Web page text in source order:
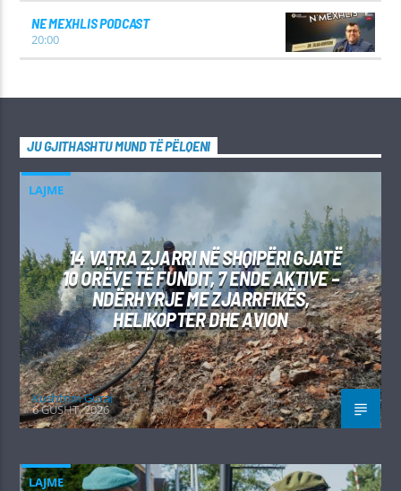
NE MEXHLIS PODCAST
20:00
JU GJITHASHTU MUND TË PËLQENI
LAJME
14 VATRA ZJARRI NË SHQIPËRI GJATË
10 ORËVE TË FUNDIT, 7 ENDE AKTIVE –
NDËRHYRJE ME ZJARRFIKËS,
HELIKOPTER DHE AVION
Kushtrim Guraj
6 GUSHT, 2026
LAJME